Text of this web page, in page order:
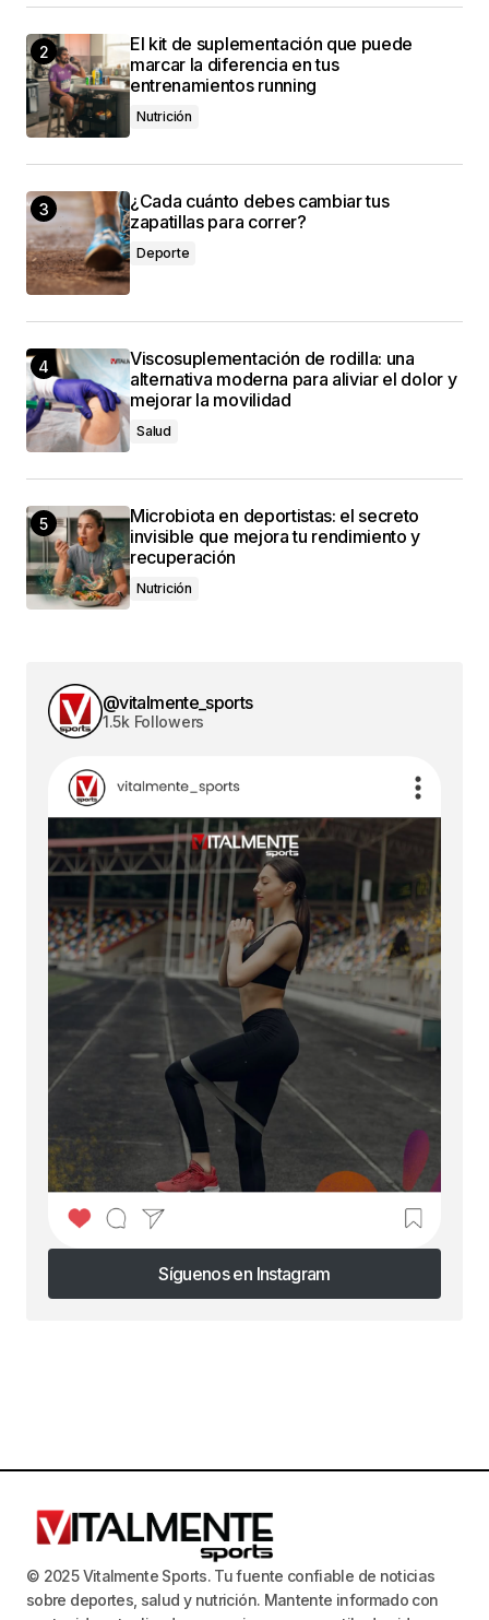
El kit de suplementación que puede
marcar la diferencia en tus
entrenamientos running
Nutrición
¿Cada cuánto debes cambiar tus
zapatillas para correr?
Deporte
Viscosuplementación de rodilla: una
alternativa moderna para aliviar el dolor y
mejorar la movilidad
Salud
Microbiota en deportistas: el secreto
invisible que mejora tu rendimiento y
recuperación
Nutrición
@vitalmente_sports
1.5k Followers
Síguenos en Instagram
Síguenos en Instagram
© 2025 Vitalmente Sports. Tu fuente confiable de noticias
sobre deportes, salud y nutrición. Mantente informado con